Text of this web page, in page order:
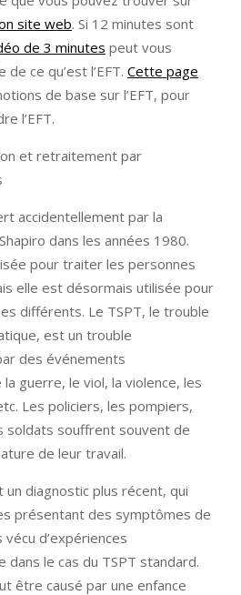
site web. Si 12 minutes sont
de 3 minutes peut vous
ce qu’est l’EFT. Cette page
de base sur l’EFT, pour
l’EFT.
et retraitement par
accidentellement par la
dans les années 1980.
pour traiter les personnes
elle est désormais utilisée pour
différents. Le TSPT, le trouble
est un trouble
des événements
guerre, le viol, la violence, les
Les policiers, les pompiers,
soldats souffrent souvent de
de leur travail.
un diagnostic plus récent, qui
présentant des symptômes de
vécu d’expériences
le cas du TSPT standard.
être causé par une enfance